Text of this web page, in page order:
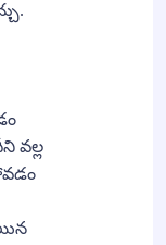
వల్ల